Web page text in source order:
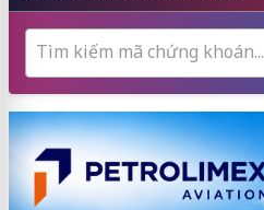
Tìm kiếm mã chứng khoán...